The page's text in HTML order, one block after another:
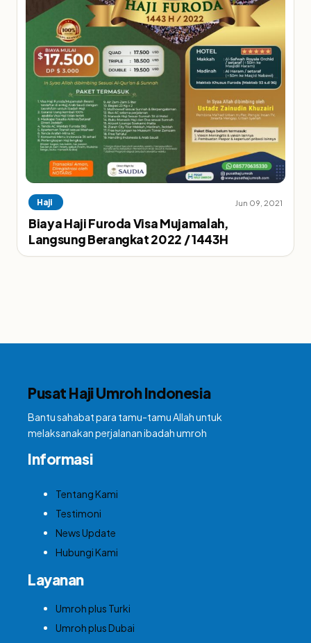
Haji Jun 09, 2021
Biaya Haji Furoda Visa Mujamalah,
Langsung Berangkat 2022 / 1443H
Pusat Haji Umroh Indonesia
Bantu sahabat para tamu-tamu Allah untuk
melaksanakan perjalanan ibadah umroh
Informasi
Tentang Kami
Testimoni
News Update
Hubungi Kami
Layanan
Umroh plus Turki
Umroh plus Dubai